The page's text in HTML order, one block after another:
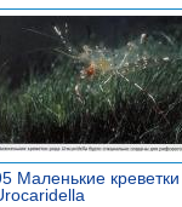
Маленькие